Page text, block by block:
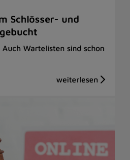
Schlösser- und
Wartelisten sind schon